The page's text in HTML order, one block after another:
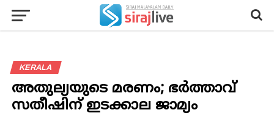
KERALA
അതുല്യയുടെ മരണം; ഭര്‍ത്താവ്
സതീഷിന് ഇടക്കാല ജാമ്യം